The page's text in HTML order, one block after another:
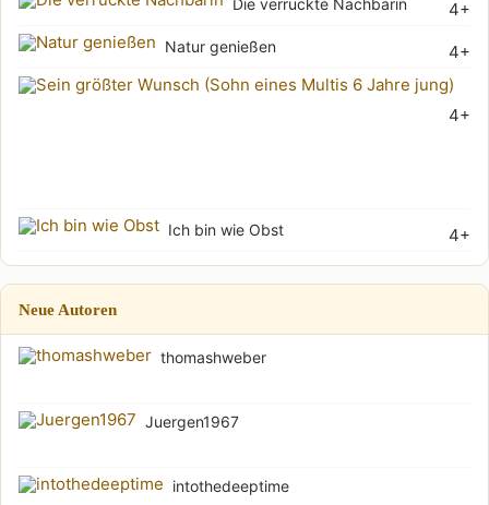
4+
Die verrückte Nachbarin
4+
Natur genießen
4+
4+
Ich bin wie Obst
Neue Autoren
thomashweber
Juergen1967
intothedeeptime